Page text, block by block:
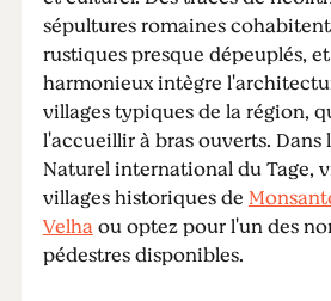
sépultures romaines
rustiques presque dépeuplés,
harmonieux intègre
villages typiques de la région,
l'accueillir à bras ouverts. Dans
Naturel international du Tage,
villages historiques de
Velhaou optez pour l'un des
pédestres disponibles.